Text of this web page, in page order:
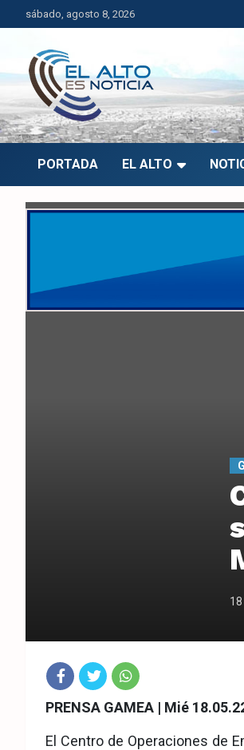
Saltar
al
contenido
sábado, agosto 8, 2026
El Alto es
Últimas noticias de El Alto, Bolivia y el
PORTADA EL ALTO
Fac
eb
Twit
ter
Wha
tsA
PRENSA GAMEA | Mié
El Centro de Operaciones de